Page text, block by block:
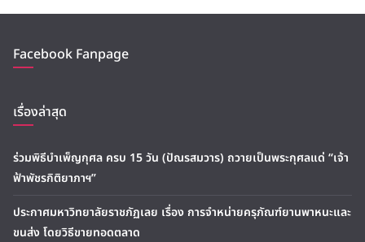
Facebook Fanpage
เรื่องล่าสุด
ร่วมพิธีบำเพ็ญกุศล ครบ 15 วัน (ปัณรสมวาร) ถวายเป็นพระกุศลแด่ “เจ้า
ฟ้าพัชรกิติยาภาฯ”
ประกาศมหาวิทยาลัยราชภัฏเลย เรื่อง การจำหน่ายครุภัณฑ์ยานพาหนะและ
ขนส่ง โดยวิธีขายทอดตลาด